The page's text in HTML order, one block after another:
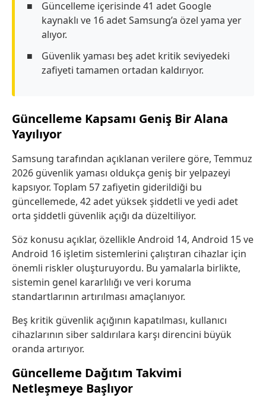
Güncelleme içerisinde 41 adet Google
kaynaklı ve 16 adet Samsung’a özel yama yer
alıyor.
Güvenlik yaması beş adet kritik seviyedeki
zafiyeti tamamen ortadan kaldırıyor.
Güncelleme Kapsamı Geniş Bir Alana
Yayılıyor
Samsung tarafından açıklanan verilere göre, Temmuz
2026 güvenlik yaması oldukça geniş bir yelpazeyi
kapsıyor. Toplam 57 zafiyetin giderildiği bu
güncellemede, 42 adet yüksek şiddetli ve yedi adet
orta şiddetli güvenlik açığı da düzeltiliyor.
Söz konusu açıklar, özellikle Android 14, Android 15 ve
Android 16 işletim sistemlerini çalıştıran cihazlar için
önemli riskler oluşturuyordu. Bu yamalarla birlikte,
sistemin genel kararlılığı ve veri koruma
standartlarının artırılması amaçlanıyor.
Beş kritik güvenlik açığının kapatılması, kullanıcı
cihazlarının siber saldırılara karşı direncini büyük
oranda artırıyor.
Güncelleme Dağıtım Takvimi
Netleşmeye Başlıyor